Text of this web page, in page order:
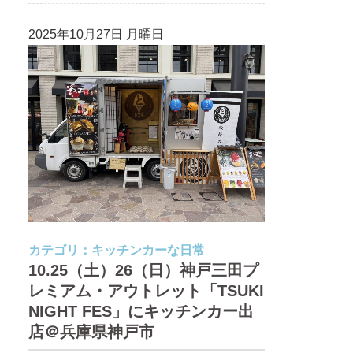
2025年10月27日 月曜日
カテゴリ： キッチンカーな日常
10.25（土）26（日）神戸三田プ
レミアム・アウトレット「TSUKI
NIGHT FES」にキッチンカー出
店＠兵庫県神戸市